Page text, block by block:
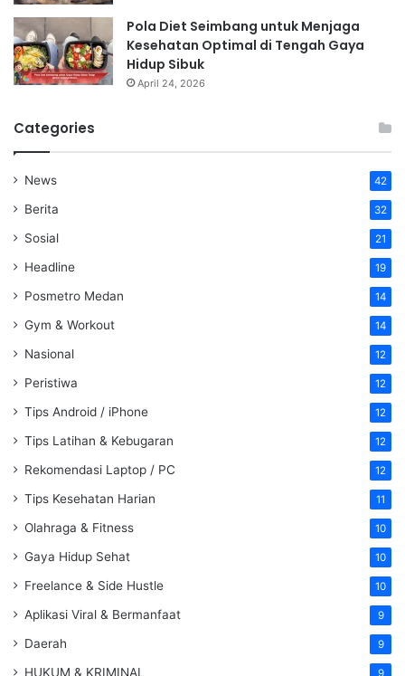
Pola Diet Seimbang untuk Menjaga
Kesehatan Optimal di Tengah Gaya
Hidup Sibuk
April 24, 2026
Categories
News 42
Berita 32
Sosial 21
Headline 19
Posmetro Medan 14
Gym & Workout 14
Nasional 12
Peristiwa 12
Tips Android / iPhone 12
Tips Latihan & Kebugaran 12
Rekomendasi Laptop / PC 12
Tips Kesehatan Harian 11
Olahraga & Fitness 10
Gaya Hidup Sehat 10
Freelance & Side Hustle 10
Aplikasi Viral & Bermanfaat 9
Daerah 9
HUKUM & KRIMINAL 9